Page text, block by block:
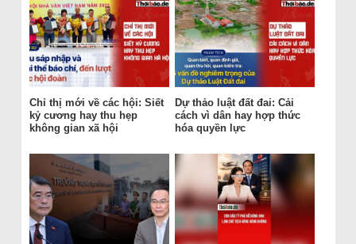
Chỉ thị mới về các hội: Siết
kỷ cương hay thu hẹp
không gian xã hội
Dự thảo luật đất đai: Cải
cách vì dân hay hợp thức
hóa quyền lực